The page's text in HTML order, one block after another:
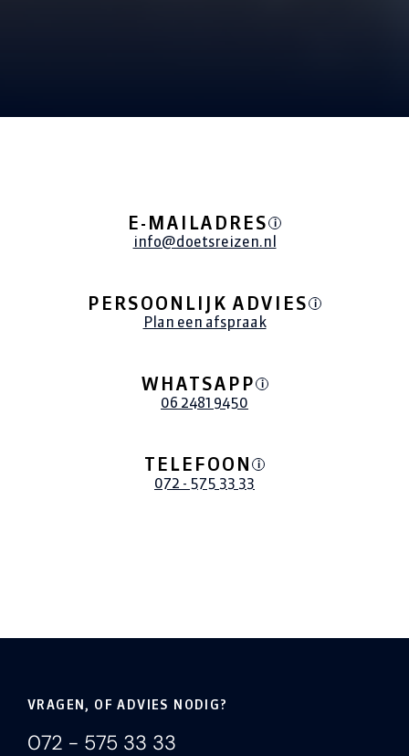
E-MAILADRES i
info@doetsreizen.nl
PERSOONLIJK ADVIES i
Plan een afspraak
WHATSAPP i
06 2481 9450
TELEFOON i
072 - 575 33 33
VRAGEN, OF ADVIES NODIG?
072 - 575 33 33